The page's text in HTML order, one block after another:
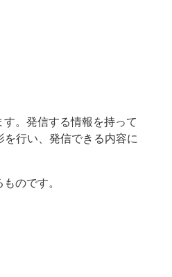
。発信する情報を持って
行い、発信できる内容に
のです。